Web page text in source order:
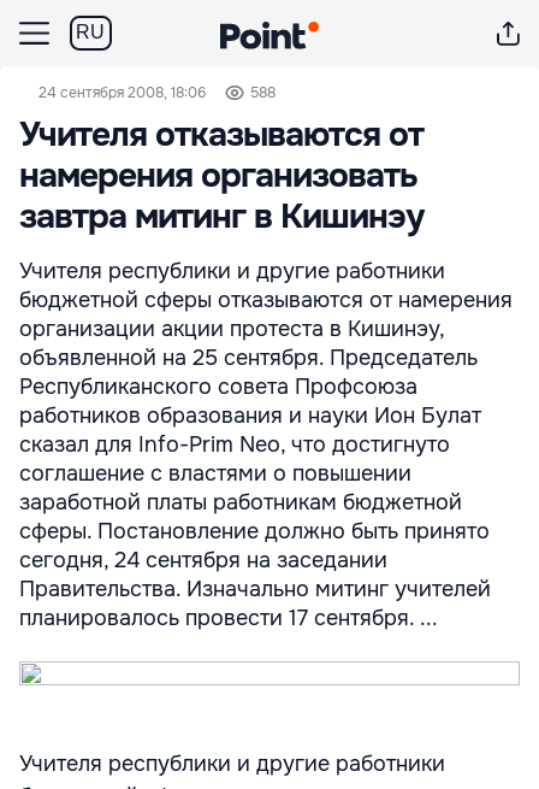
RU
24 сентября 2008, 18:06 588
Учителя отказываются от
намерения организовать
завтра митинг в Кишинэу
Учителя республики и другие работники
бюджетной сферы отказываются от намерения
организации акции протеста в Кишинэу,
объявленной на 25 сентября. Председатель
Республиканского совета Профсоюза
работников образования и науки Ион Булат
сказал для Info-Prim Neo, что достигнуто
соглашение с властями о повышении
заработной платы работникам бюджетной
сферы. Постановление должно быть принято
сегодня, 24 сентября на заседании
Правительства. Изначально митинг учителей
планировалось провести 17 сентября. ...
Учителя республики и другие работники